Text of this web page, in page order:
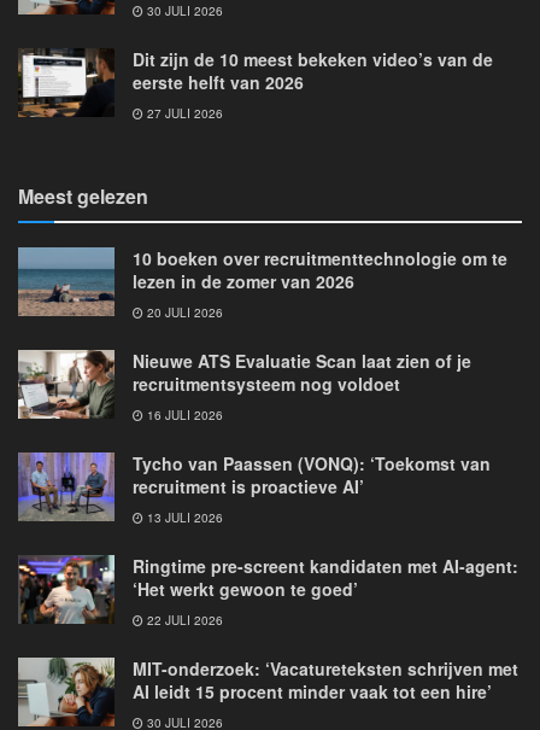
30 JULI 2026
Dit zijn de 10 meest bekeken video’s van de
eerste helft van 2026
27 JULI 2026
Meest gelezen
10 boeken over recruitmenttechnologie om te
lezen in de zomer van 2026
20 JULI 2026
Nieuwe ATS Evaluatie Scan laat zien of je
recruitmentsysteem nog voldoet
16 JULI 2026
Tycho van Paassen (VONQ): ‘Toekomst van
recruitment is proactieve AI’
13 JULI 2026
Ringtime pre-screent kandidaten met AI-agent:
‘Het werkt gewoon te goed’
22 JULI 2026
MIT-onderzoek: ‘Vacatureteksten schrijven met
AI leidt 15 procent minder vaak tot een hire’
30 JULI 2026